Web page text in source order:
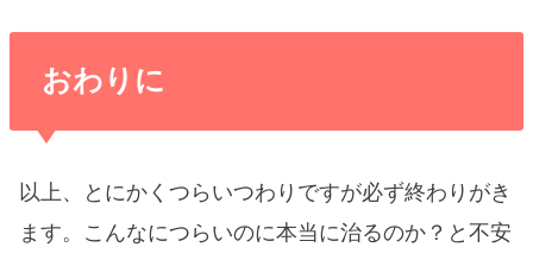
おわりに
以上、とにかくつらいつわりですが必ず終わりがき
ます。こんなにつらいのに本当に治るのか？と不安